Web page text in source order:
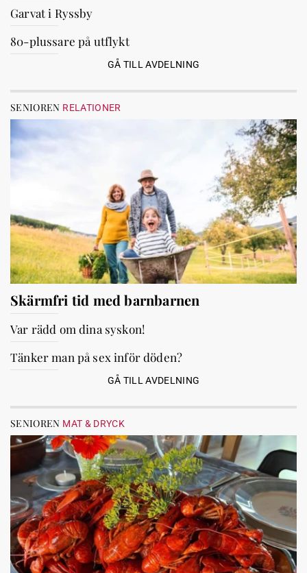
Garvat i Ryssby
80-plussare på utflykt
GÅ TILL AVDELNING
SENIOREN RELATIONER
Skärmfri tid med barnbarnen
Var rädd om dina syskon!
Tänker man på sex inför döden?
GÅ TILL AVDELNING
SENIOREN MAT & DRYCK